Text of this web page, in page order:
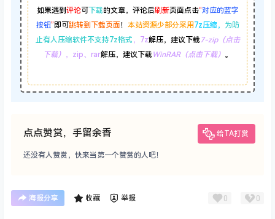
如果遇到 评论可下载的文章，评论后刷新页面点击“对应的蓝字
按钮” 即可跳转到下载页面！ 本站资源少部分采用 7z压缩，
为防
止有人压缩软件不支持7z格式 ，7z解压，建议下载 7-zip（点击
下载） ，zip、rar解压，建议下载 WinRAR（点击下载） 。
点点赞赏，手留余香 给TA打赏
还没有人赞赏，快来当第一个赞赏的人吧！
海报分享 收藏 举报 0 0